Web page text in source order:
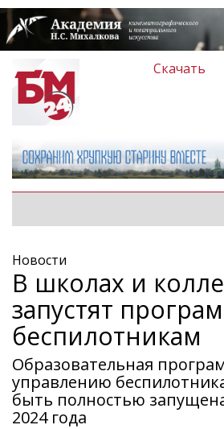
Скачать
Новости
В школах и
запустят
беспилотникам
Образовательная
управлению
быть полностью
2024 года